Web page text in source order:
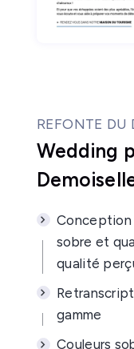
REFONTE DU
Wedding
Conception
sobre et
qualité
gamme
Couleurs